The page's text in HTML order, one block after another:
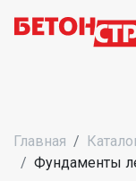
Главная
Фундаменты